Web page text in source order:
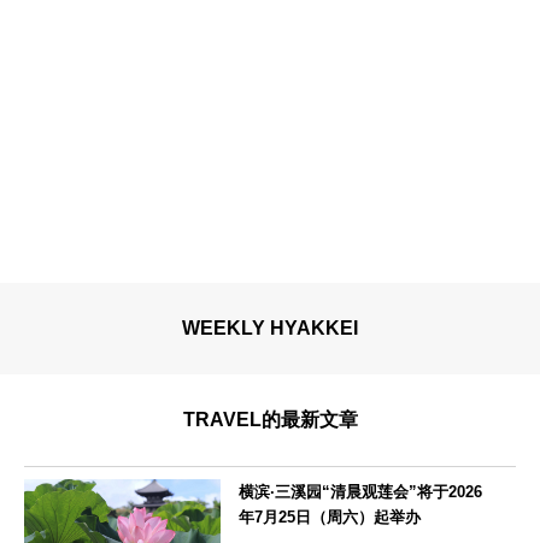
WEEKLY HYAKKEI
TRAVEL的最新文章
横滨·三溪园“清晨观莲会”将于2026
年7月25日（周六）起举办